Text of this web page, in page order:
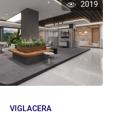
2019
VIGLACERA